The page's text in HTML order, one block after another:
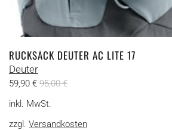
RUCKSACK DEUTER AC LITE 17
Deuter
59,90 € 95,00€
inkl. MwSt.
zzgl. Versandkosten